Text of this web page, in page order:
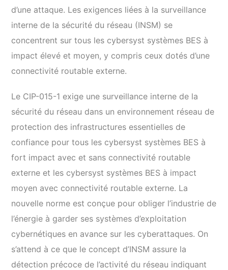
d’une attaque. Les exigences liées à la surveillance
interne de la sécurité du réseau (INSM) se
concentrent sur tous les cybersyst systèmes BES à
impact élevé et moyen, y compris ceux dotés d’une
connectivité routable externe.
Le CIP-015-1 exige une surveillance interne de la
sécurité du réseau dans un environnement réseau de
protection des infrastructures essentielles de
confiance pour tous les cybersyst systèmes BES à
fort impact avec et sans connectivité routable
externe et les cybersyst systèmes BES à impact
moyen avec connectivité routable externe. La
nouvelle norme est conçue pour obliger l’industrie de
l’énergie à garder ses systèmes d’exploitation
cybernétiques en avance sur les cyberattaques. On
s’attend à ce que le concept d’INSM assure la
détection précoce de l’activité du réseau indiquant